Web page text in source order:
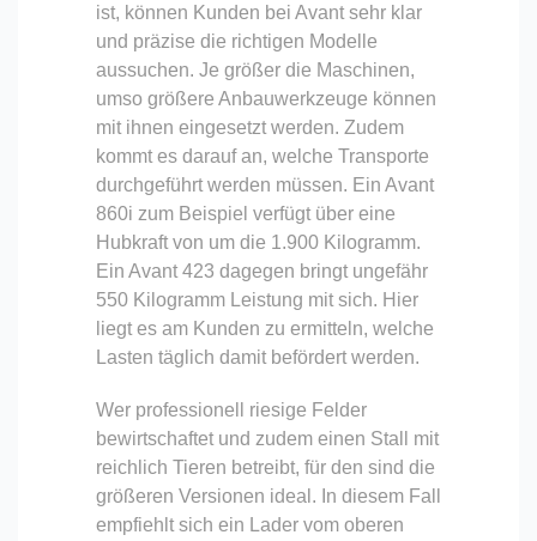
ist, können Kunden bei Avant sehr klar
und präzise die richtigen Modelle
aussuchen. Je größer die Maschinen,
umso größere Anbauwerkzeuge können
mit ihnen eingesetzt werden. Zudem
kommt es darauf an, welche Transporte
durchgeführt werden müssen. Ein Avant
860i zum Beispiel verfügt über eine
Hubkraft von um die 1.900 Kilogramm.
Ein Avant 423 dagegen bringt ungefähr
550 Kilogramm Leistung mit sich. Hier
liegt es am Kunden zu ermitteln, welche
Lasten täglich damit befördert werden.
Wer professionell riesige Felder
bewirtschaftet und zudem einen Stall mit
reichlich Tieren betreibt, für den sind die
größeren Versionen ideal. In diesem Fall
empfiehlt sich ein Lader vom oberen